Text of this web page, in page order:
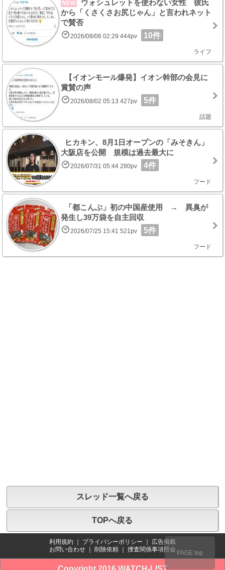
NEW
ウォシュレットを使わない女性 彼氏
から「くさくさお尻じゃん」と言われネット
で賛否
2026/08/06 02:29 444pv 10件
ライフ
【イオンモール爆発】イオン幹部の会見に
賞賛の声
2026/08/02 05:13 427pv 5件
話題
ヒカキン、8月1日オープンの「みそきん」
大阪店を公開 規模は過去最大に
2026/07/31 05:44 280pv 4件
フード
「都こんぶ」初の中国産使用 → 異臭が
発生し39万袋を自主回収
2026/07/25 15:41 521pv 5件
フード
スレッド一覧へ戻る
TOPへ戻る
利用規約 プライバシーポリシー
広告掲載
お問い合わせ
削除依頼 捜査関係事項照会 PAGE top